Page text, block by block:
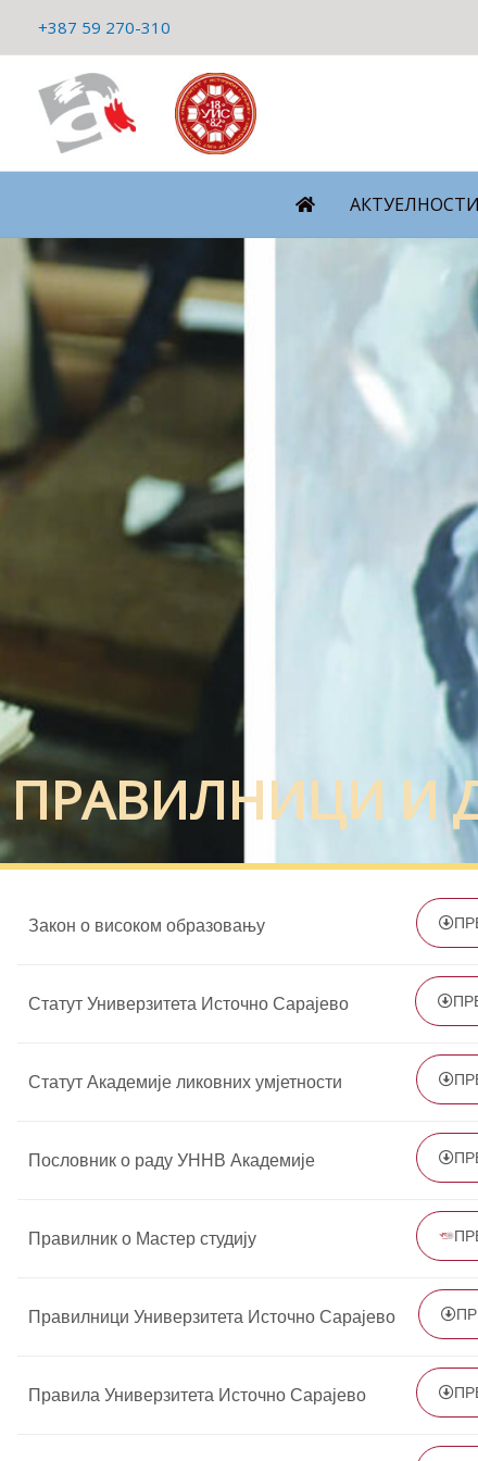
+387 59 270-310
АКТУЕЛНОСТИ
ПРАВИЛНИЦИ И
Закон о високом образовању
Статут Универзитета Источно Сарајево​
Статут Академије ликовних умјетности
Пословник о раду УННВ Академије
Правилник о Мастер студију
Правилници Универзитета Источно Сарајево​
Правила Универзитета Источно Сарајево​